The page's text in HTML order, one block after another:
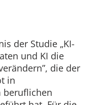
der Studie „KI-
und KI die
die der
in
beruflichen